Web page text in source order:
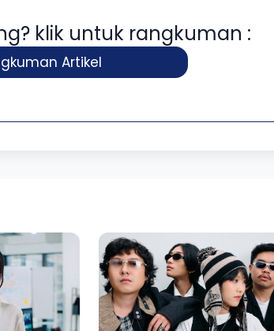
klik untuk rangkuman :
Artikel